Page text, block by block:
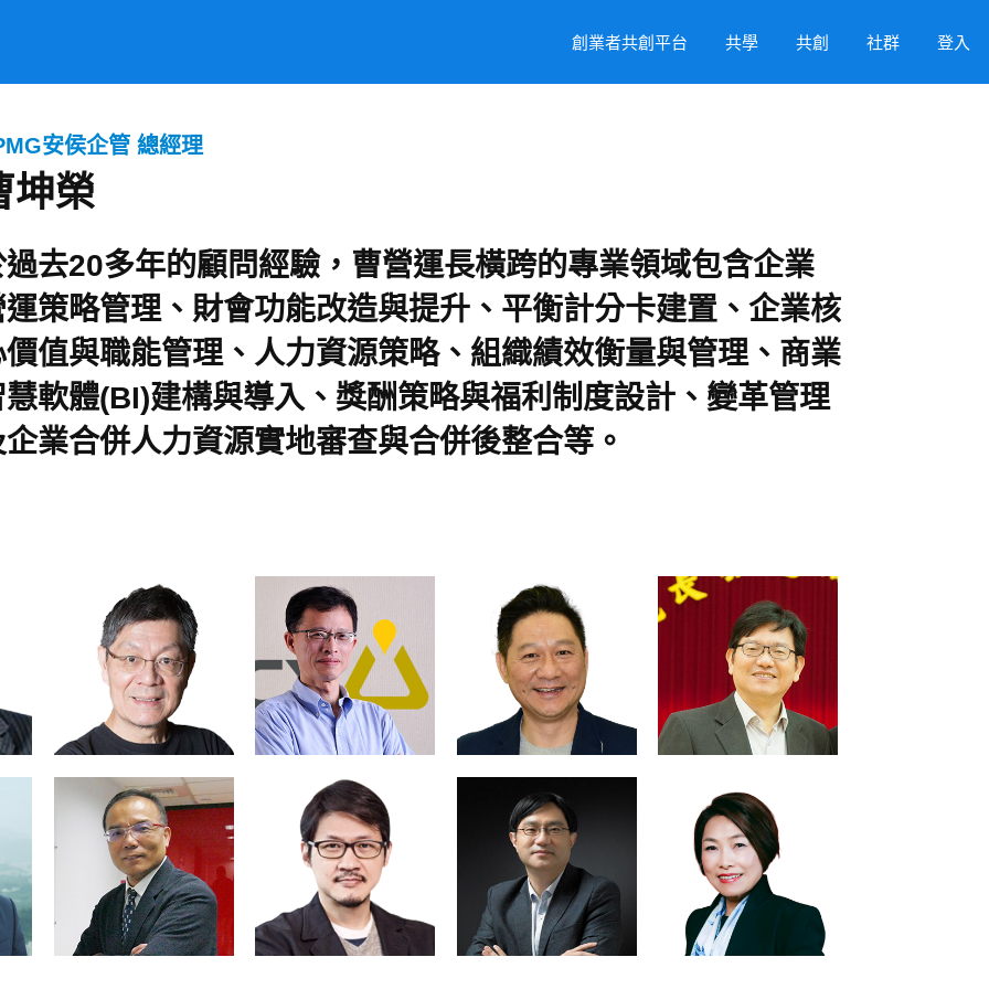
創業者共創平台 共學 共創 社群 登入
安侯企管 總經理
坤榮
去20多年的顧問經驗，曹營運長橫跨的專業領域包含企業
策略管理、財會功能改造與提升、平衡計分卡建置、企業核
值與職能管理、人力資源策略、組織績效衡量與管理、商業
軟體(BI)建構與導入、獎酬策略與福利制度設計、變革管理
業合併人力資源實地審查與合併後整合等。